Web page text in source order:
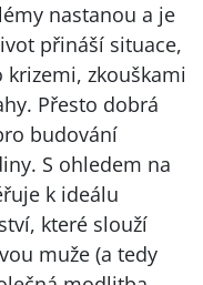
nastanou a je
přináší situace,
zkouškami
Přesto dobrá
budování
S ohledem na
k ideálu
které slouží
muže (a tedy